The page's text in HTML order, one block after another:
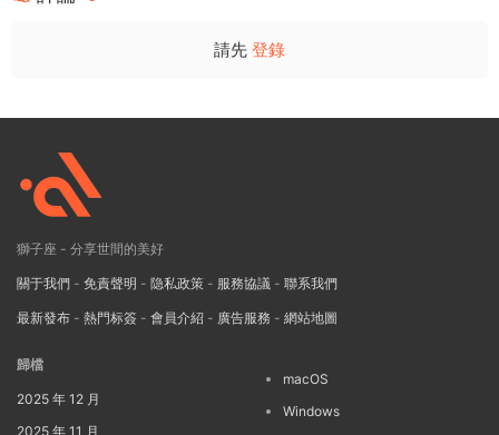
請先 登錄
獅子座 - 分享世間的美好
關于我們 - 免責聲明 - 隐私政策 - 服務協議 - 聯系我們
最新發布 - 熱門标簽 - 會員介紹 - 廣告服務 - 網站地圖
歸檔
2025 年 12 月
2025 年 11 月
macOS
Windows